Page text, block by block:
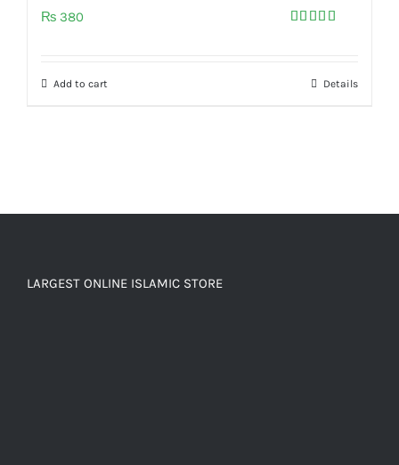
₨ 380
Add to cart Details
LARGEST ONLINE ISLAMIC STORE